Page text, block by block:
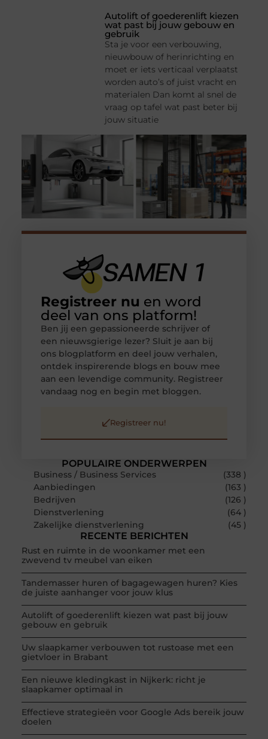
Autolift of goederenlift kiezen
wat past bij jouw gebouw en
gebruik
Sta je voor een verbouwing,
nieuwbouw of herinrichting en
moet er iets verticaal verplaatst
worden auto’s of juist vracht en
materialen Dan komt al snel de
vraag op tafel wat past beter bij
jouw situatie
POPULAIRE ONDERWERPEN
Business / Business Services
(338 )
Aanbiedingen
(163 )
Bedrijven
(126 )
Dienstverlening
(64 )
Zakelijke dienstverlening
(45 )
RECENTE BERICHTEN
Rust en ruimte in de woonkamer met een
zwevend tv meubel van eiken
Tandemasser huren of bagagewagen huren? Kies
de juiste aanhanger voor jouw klus
Autolift of goederenlift kiezen wat past bij jouw
gebouw en gebruik
Uw slaapkamer verbouwen tot rustoase met een
gietvloer in Brabant
Een nieuwe kledingkast in Nijkerk: richt je
slaapkamer optimaal in
Effectieve strategieën voor Google Ads bereik jouw
doelen
Registreer nu en word
deel van ons platform!
Ben jij een gepassioneerde schrijver of
een nieuwsgierige lezer? Sluit je aan bij
ons blogplatform en deel jouw verhalen,
ontdek inspirerende blogs en bouw mee
aan een levendige community. Registreer
vandaag nog en begin met bloggen.
Registreer nu!